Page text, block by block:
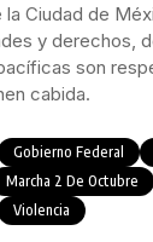
Ciudad de
y derechos,
son
cabida.
Gobierno Federal
Marcha 2 De Octubre
Violencia